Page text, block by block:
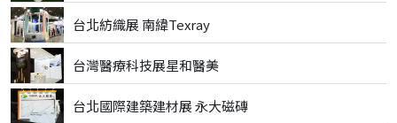
台北紡織展 南緯Texray
台灣醫療科技展星和醫美
台北國際建築建材展 永大磁磚